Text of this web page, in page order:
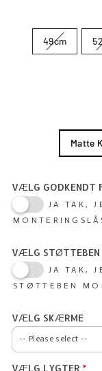
49cm
Matte
VÆLG GODKENDT
JA TAK,
VÆLG STØTTEBEN
JA TAK,
STØTTEBEN
VÆLG SKÆRME
-- Please select --
NEJ TAK
VÆLG LYGTER